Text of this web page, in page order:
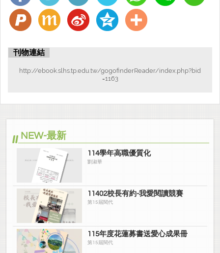
刊物連結
http://ebook.slhs.tp.edu.tw/gogofinderReader/index.php?bid
=1163
NEW-最新
114學年高職優質化
劉淑華
11402校長有約-我愛閱讀競賽
第15屆閱代
115年度花蓮募書送愛心成果冊
第15屆閱代